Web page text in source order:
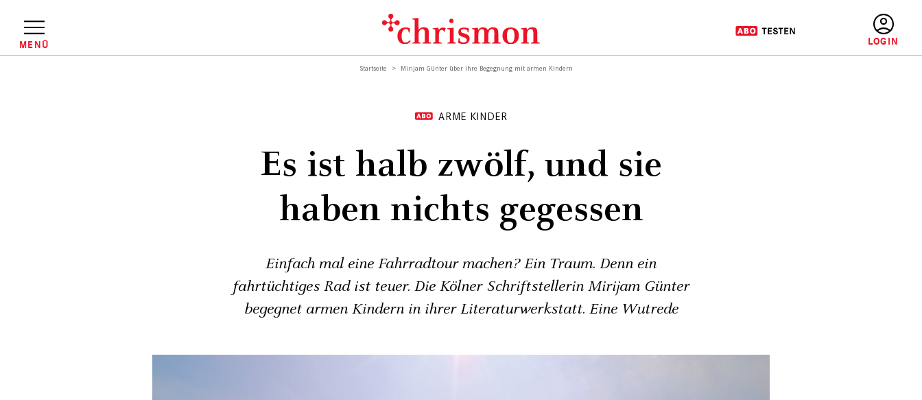
Inhalt
MENÜ
Startseite Mirijam Günter über ihre Begegnung mit armen Kindern
ARME KINDER
Es ist halb zwölf, und sie
haben nichts gegessen
Einfach mal eine Fahrradtour machen? Ein Traum. Denn ein
fahrtüchtiges Rad ist teuer. Die Kölner Schriftstellerin Mirijam Günter
begegnet armen Kindern in ihrer Literaturwerkstatt. Eine Wutrede